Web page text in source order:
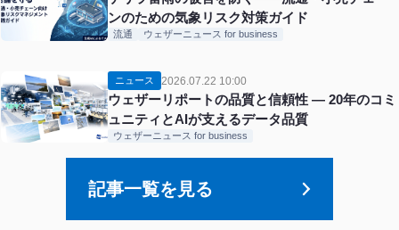
ンのための気象リスク対策ガイド
流通 ウェザーニュース for business
ニュース 2026.07.22 10:00
ウェザーリポートの品質と信頼性 ― 20年のコミ
ュニティとAIが支えるデータ品質
ウェザーニュース for business
記事一覧を見る